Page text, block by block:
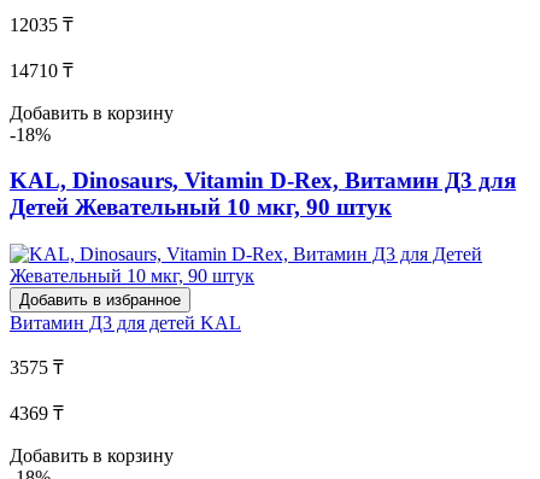
12035 ₸
14710 ₸
Добавить в корзину
-18%
KAL, Dinosaurs, Vitamin D-Rex, Витамин Д3 для
Детей Жевательный 10 мкг, 90 штук
Добавить в избранное
Витамин Д3 для детей KAL
3575 ₸
4369 ₸
Добавить в корзину